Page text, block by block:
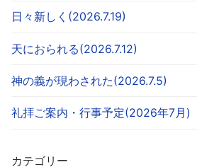
日々新しく(2026.7.19)
天におられる(2026.7.12)
神の義が現わされた(2026.7.5)
礼拝ご案内・行事予定(2026年7月)
カテゴリー